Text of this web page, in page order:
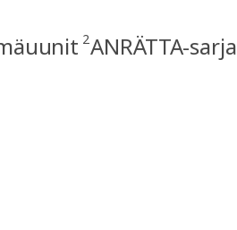
2ANRÄTTA-sarja